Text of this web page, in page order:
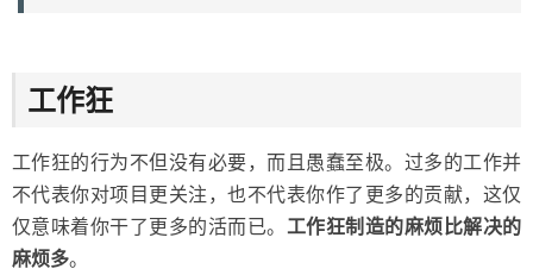
工作狂
工作狂的行为不但没有必要，而且愚蠢至极。过多的工作并
不代表你对项目更关注，也不代表你作了更多的贡献，这仅
仅意味着你干了更多的活而已。 工作狂制造的麻烦比解决的
麻烦多。